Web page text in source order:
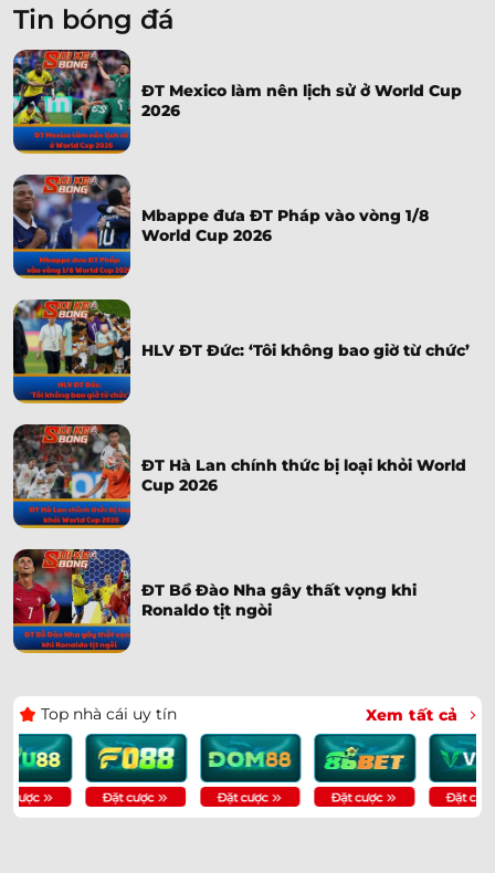
Tin bóng đá
ĐT Mexico làm nên lịch sử ở World Cup
2026
Mbappe đưa ĐT Pháp vào vòng 1/8
World Cup 2026
HLV ĐT Đức: ‘Tôi không bao giờ từ chức’
ĐT Hà Lan chính thức bị loại khỏi World
Cup 2026
ĐT Bồ Đào Nha gây thất vọng khi
Ronaldo tịt ngòi
Top nhà cái uy tín Xem tất cả